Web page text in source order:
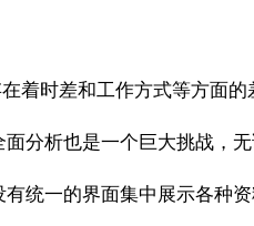
着时差和工作方式等方面
分析也是一个巨大挑战，
统一的界面集中展示各种